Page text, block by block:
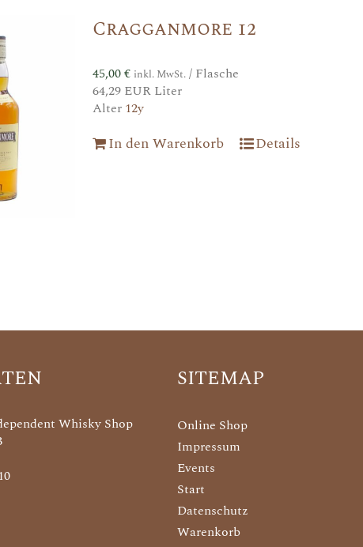
Cragganmore 12
45,00€ inkl. MwSt./ Flasche
64,29 EUR Liter
Alter 12y
In den Warenkorb Details
Whisky Shop
SITEMAP
Online Shop
Impressum
Events
Start
Datenschutz
Warenkorb